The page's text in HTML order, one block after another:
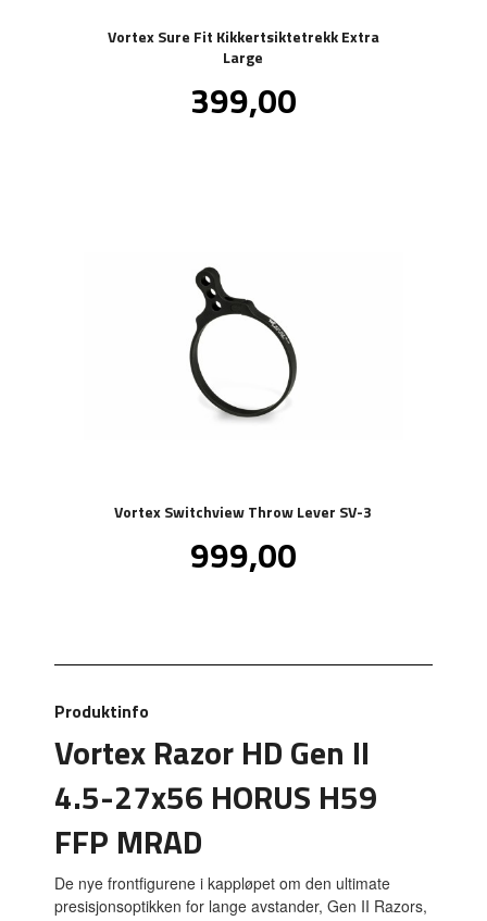
Vortex Sure Fit Kikkertsiktetrekk Extra
Large
Pris
399,00
Vortex Switchview Throw Lever SV-3
Pris
999,00
Produktinfo
Vortex Razor HD Gen II
4.5-27x56 HORUS H59
FFP MRAD
De nye frontfigurene i kappløpet om den ultimate
presisjonsoptikken for lange avstander, Gen II Razors,